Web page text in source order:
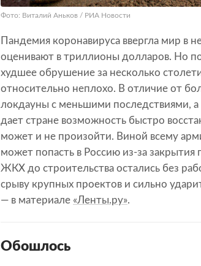
Фото: Виталий Аньков / РИА Новости
Пандемия коронавируса ввергла мир в
оценивают в триллионы долларов. Но
худшее обрушение за несколько
относительно неплохо. В отличие от
локдауны с меньшими последствиями,
дает стране возможность быстро
может и не произойти. Виной всему
может попасть в Россию из-за
ЖКХ до строительства остались без
срыву крупных проектов и сильно
— в материале «Ленты.ру».
Обошлось